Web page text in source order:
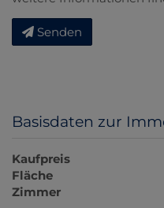
Senden
Basisdaten zur
Kaufpreis
Fläche
Zimmer